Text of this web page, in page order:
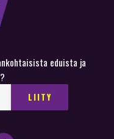
eduista ja